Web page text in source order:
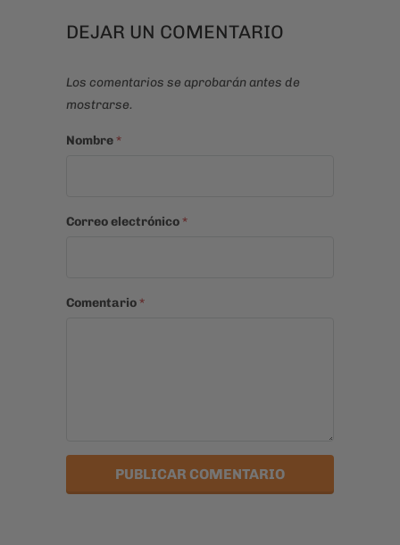
DEJAR UN COMENTARIO
Los comentarios se aprobarán antes de
mostrarse.
Nombre *
Correo electrónico *
Comentario *